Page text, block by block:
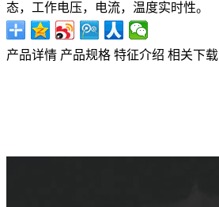
态，工作电压，电流，温度实时性。
产品详情 产品规格 特征介绍 相关下载